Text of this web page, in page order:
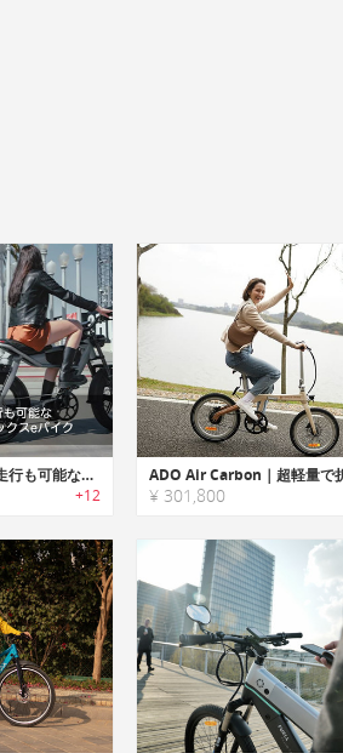
ASTRO｜オフロード走行も可能なサイバーパンクルックスeバイク「アストロ」
+12 ¥ 301,800